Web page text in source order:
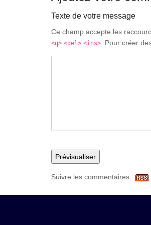
Texte de votre message
Ce champ accepte les
<q> <del> <ins>. Pour créer
Suivre les commentaires :